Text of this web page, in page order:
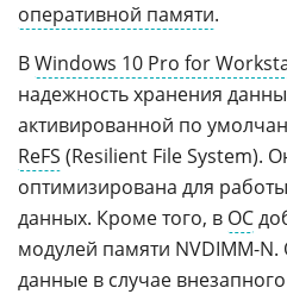
оперативной памяти.
ВWindows 10 Pro for
надежность хранения
активированной по
ReFS (Resilient File System).
оптимизирована для
данных. Кроме того, в ОС
модулей памяти NVDIMM-
данные в случае